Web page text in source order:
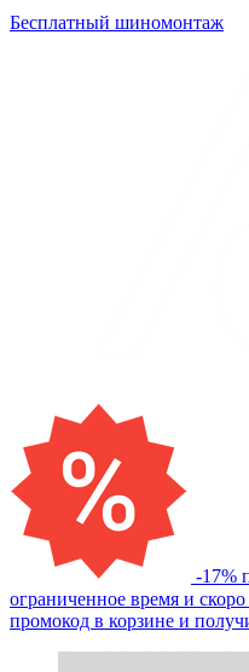
Бесплатный шиномонтаж
-17%
ограниченное время и
промокод в корзине и